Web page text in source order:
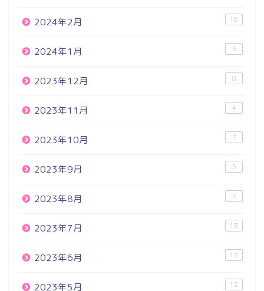
2024年2月 10
2024年1月 3
2023年12月 8
2023年11月 4
2023年10月 7
2023年9月 5
2023年8月 7
2023年7月 13
2023年6月 13
2023年5月 12